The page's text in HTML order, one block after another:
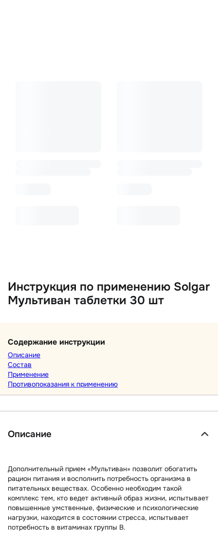
Инструкция по применению Solgar
Мультиван таблетки 30 шт
Содержание инструкции
Описание
Состав
Применение
Противопоказания к применению
Описание
Дополнительный прием «Мультиван» позволит обогатить
рацион питания и восполнить потребность организма в
питательных веществах. Особенно необходим такой
комплекс тем, кто ведет активный образ жизни, испытывает
повышенные умственные, физические и психологические
нагрузки, находится в состоянии стресса, испытывает
потребность в витаминах группы В.